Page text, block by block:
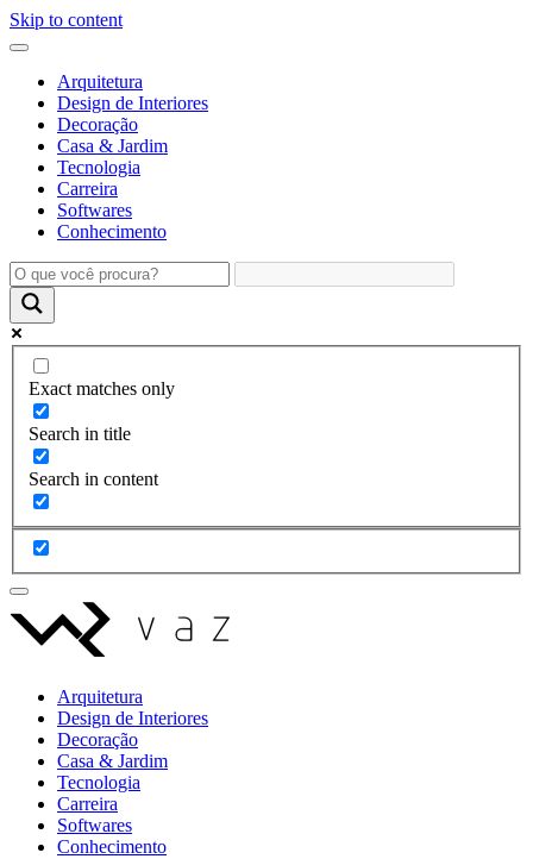
Skip to content
Arquitetura
Design de Interiores
Decoração
Casa & Jardim
Tecnologia
Carreira
Softwares
Conhecimento
Exact matches only
Search in title
Search in content
Arquitetura
Design de Interiores
Decoração
Casa & Jardim
Tecnologia
Carreira
Softwares
Conhecimento